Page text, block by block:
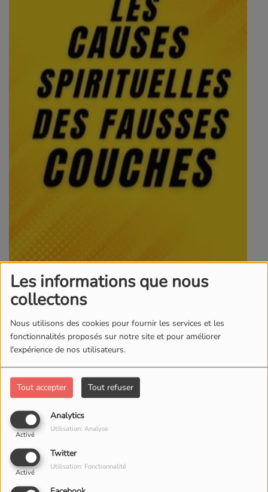
Les informations que nous
collectons
Nous utilisons des cookies pour fournir les services et les
fonctionnalités proposés sur notre site et pour améliorer
l'expérience de nos utilisateurs.
Tout accepter Tout refuser
Analytics
Activé
Utilisation: Analyse
Twitter
Activé
Utilisation: Fonctionnalité
15 JANVIER 2025
Prénom
MAYIKI
Pays
Site officiel
www.radiotele.fr
Facebook
Spotify
LES CAUSES SPIRITUELLES DE LA STERILITES
Introduction
Selon les statistiques, une grossesse sur quatre se solderait par
une fausse couche lors des 22 premières semaines. Événement